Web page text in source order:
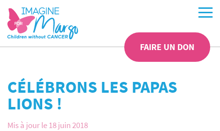
FAIRE UN DON
CÉLÉBRONS LES PAPAS
LIONS !
Mis à jour le 18 juin 2018